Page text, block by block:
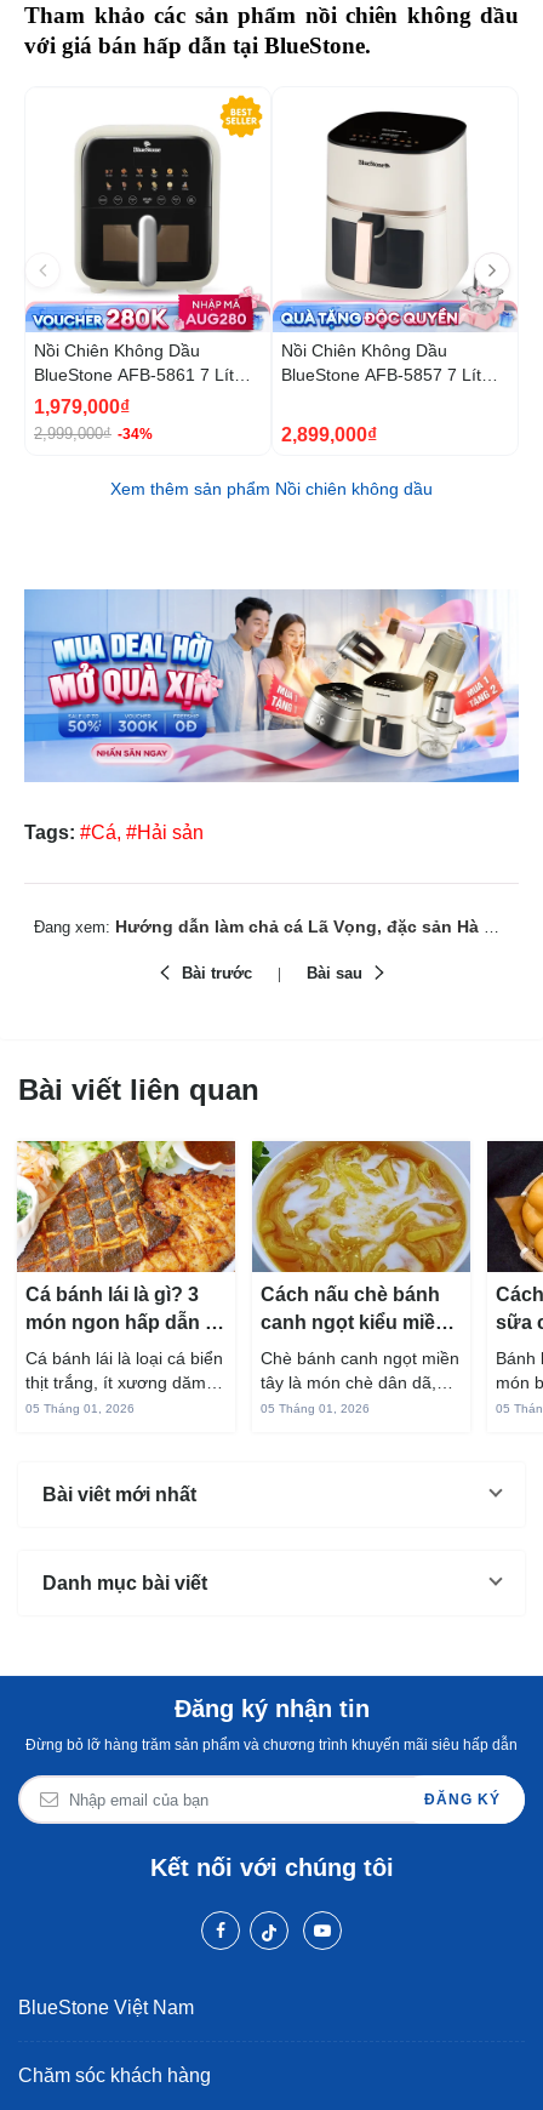
Tham khảo các sản phẩm nồi chiên không dầu
với giá bán hấp dẫn tại BlueStone.
Nồi Chiên Không Dầu
BlueStone AFB-5861 7 Lít
1800W
1,979,000₫
2,999,000₫ -34%
Nồi Chiên Không Dầu
BlueStone AFB-5857 7 Lít
2,899,000₫
Xem thêm sản phẩm Nồi chiên không dầu
Tags: #Cá, #Hải sản
Đang xem: Hướng dẫn làm chả cá Lã Vọng, đặc sản Hà Nội thơm ngon
Bài trước Bài sau
Bài viết liên quan
Cá bánh lái là gì? 3
món ngon hấp dẫn từ
cá bánh lái
Cá bánh lái là loại cá biển
thịt trắng, ít xương dăm,
vị ngọt và rất dễ ăn khi
thể...
05 Tháng 01, 2026
Cách nấu chè bánh
canh ngọt kiểu miền
Tây ngon chuẩn vị
Chè bánh canh ngọt miền
tây là món chè dân dã,
gắn liền với đời sống sinh
05 Tháng 01, 2026
sữa
hấp
Bánh
món
mùi
05
Bài viêt mới nhất
Danh mục bài viết
Đăng ký nhận tin
Đừng bỏ lỡ hàng trăm sản phẩm và chương trình khuyến mãi siêu hấp dẫn
ĐĂNG KÝ
Kết nối với chúng tôi
BlueStone Việt Nam
Chăm sóc khách hàng